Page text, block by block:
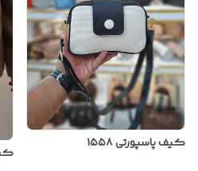
کیف پاسپورتی ۱۵۵۸